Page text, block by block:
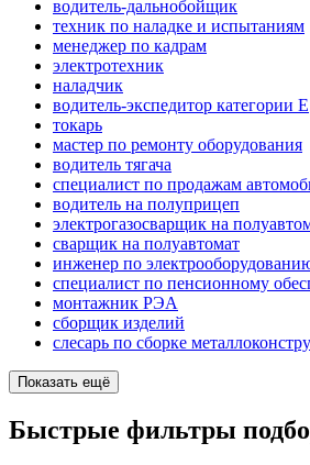
водитель-дальнобойщик
техник по наладке и испытаниям
менеджер по кадрам
электротехник
наладчик
водитель-экспедитор категории Е
токарь
мастер по ремонту оборудования
водитель тягача
специалист по продажам
водитель на полуприцеп
электрогазосварщик на
сварщик на полуавтомат
инженер по
специалист по пенсионному
монтажник РЭА
сборщик изделий
слесарь по сборке
Показать ещё
Быстрые фильтры